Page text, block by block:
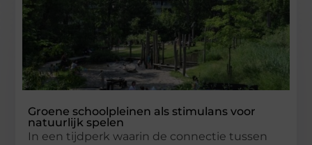
Groene schoolpleinen als stimulans voor
natuurlijk spelen
In een tijdperk waarin de connectie tussen